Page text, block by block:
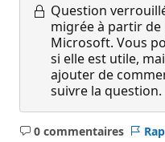
Question
migrée à partir
Microsoft. Vous
si elle est utile,
ajouter de
suivre la question.
0 commentaires
Aucun